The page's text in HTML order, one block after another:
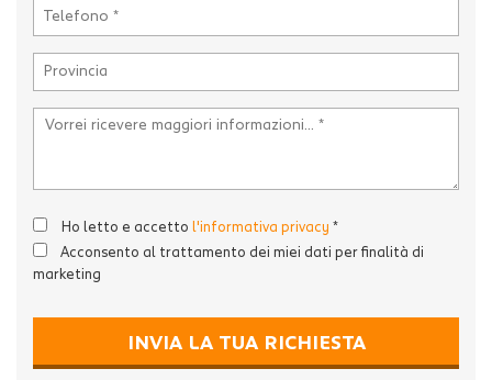
Ho letto e accetto l'informativa privacy *
Acconsento al trattamento dei miei dati per finalità di
marketing
INVIA LA TUA RICHIESTA